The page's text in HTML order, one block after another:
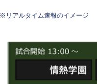
※リアルタイム速報のイメージ